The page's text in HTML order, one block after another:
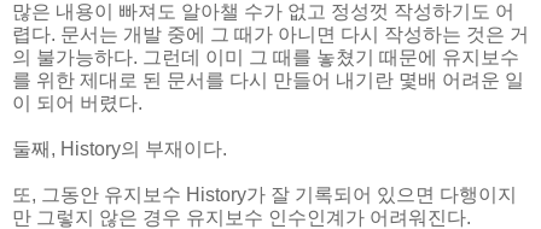
많은 내용이 빠져도 알아챌 수가 없고 정성껏 작성하기도 어
렵다. 문서는 개발 중에 그 때가 아니면 다시 작성하는 것은 거
의 불가능하다. 그런데 이미 그 때를 놓쳤기 때문에 유지보수
를 위한 제대로 된 문서를 다시 만들어 내기란 몇배 어려운 일
이 되어 버렸다.
둘째, History의 부재이다.
또, 그동안 유지보수 History가 잘 기록되어 있으면 다행이지
만 그렇지 않은 경우 유지보수 인수인계가 어려워진다.